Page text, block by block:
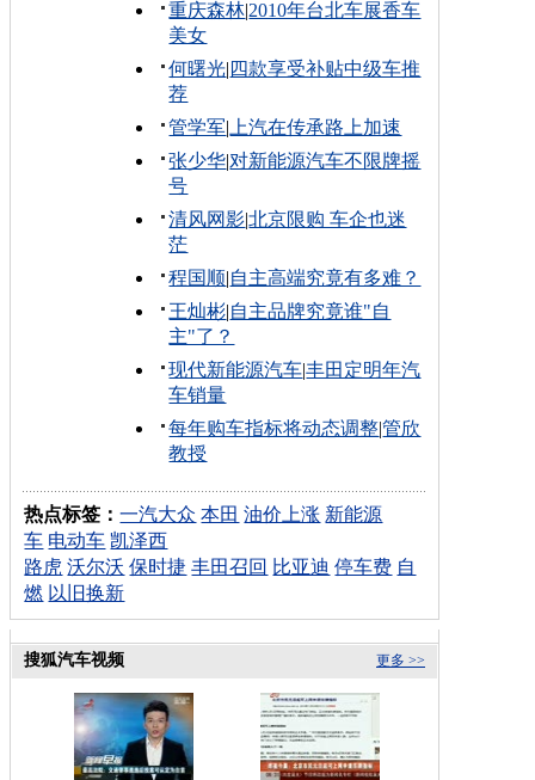
重庆森林|2010年台北车展香车
美女
何曙光| 四款享受补贴中级车推
荐
管学军| 上汽在传承路上加速
张少华|对新能源汽车不限牌摇
号
清风网影|北京限购 车企也迷
茫
程国顺|自主高端究竟有多难？
王灿彬|自主品牌究竟谁"自
主"了？
现代新能源汽车|丰田定明年汽
车销量
每年购车指标将动态调整|管欣
教授
热点标签：一汽大众 本田 油价上涨 新能源
车 电动车 凯泽西
路虎 沃尔沃 保时捷 丰田召回 比亚迪 停车费 自
燃 以旧换新
更多 >>
搜狐汽车视频